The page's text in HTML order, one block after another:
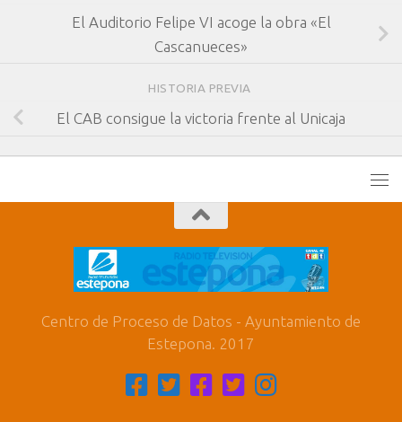
El Auditorio Felipe VI acoge la obra «El
Cascanueces»
HISTORIA PREVIA
El CAB consigue la victoria frente al Unicaja
Centro de Proceso de Datos - Ayuntamiento de
Estepona. 2017